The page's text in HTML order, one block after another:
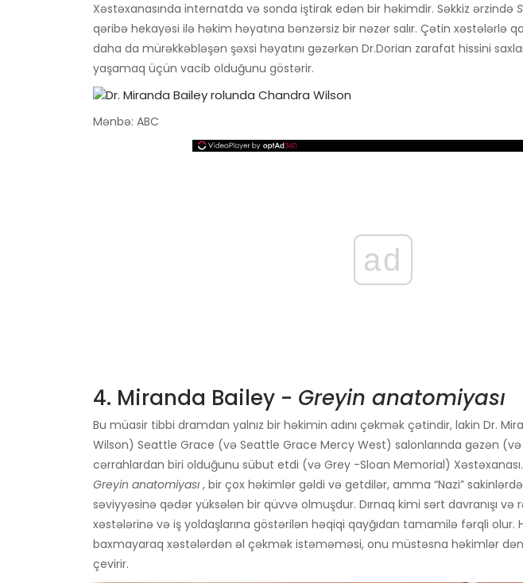
Xəstəxanasında internatda və sonda iştirak edən bir həkimdir. Səkkiz ərzində
qəribə hekayəsi ilə həkim həyatına bənzərsiz bir nəzər salır. Çətin xəstələrlə
daha da mürəkkəbləşən şəxsi həyatını gəzərkən Dr.Dorian zarafat hissini
yaşamaq üçün vacib olduğunu göstərir.
Mənbə: ABC
ad
4. Miranda Bailey - Greyin anatomiyası
Bu müasir tibbi dramdan yalnız bir həkimin adını çəkmək çətindir, lakin Dr.
Wilson) Seattle Grace (və Seattle Grace Mercy West) salonlarında gəzən
cərrahlardan biri olduğunu sübut etdi (və Grey -Sloan Memorial)
Greyin anatomiyası , bir çox həkimlər gəldi və getdilər, amma “Nazi”
səviyyəsinə qədər yüksələn bir qüvvə olmuşdur. Dırnaq kimi sərt davranışı
xəstələrinə və iş yoldaşlarına göstərilən həqiqi qayğıdan tamamilə fərqli
baxmayaraq xəstələrdən əl çəkmək istəməməsi, onu müstəsna həkimlər
çevirir.